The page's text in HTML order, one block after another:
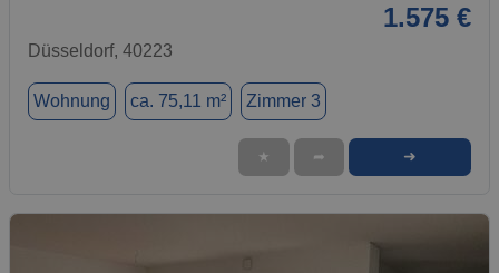
1.575 €
Düsseldorf, 40223
Wohnung ca. 75,11 m² Zimmer 3
★ ➦ ➜